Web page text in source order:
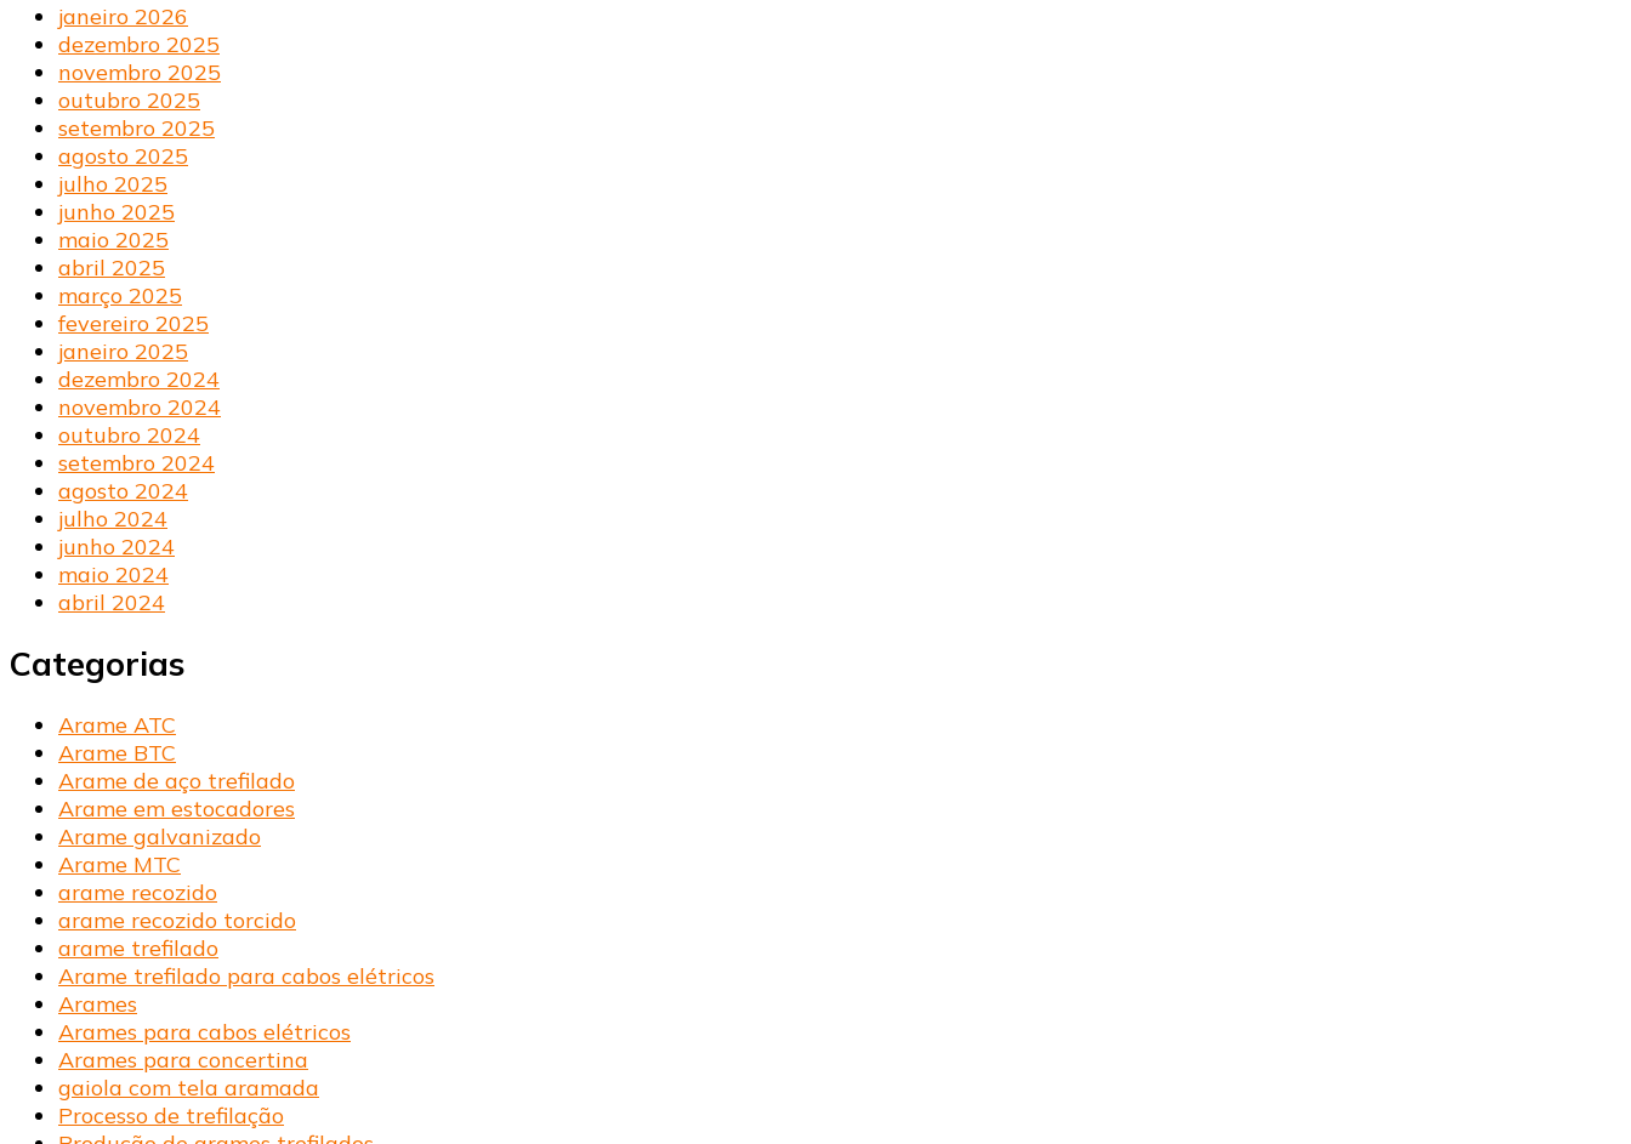
janeiro 2026
dezembro 2025
novembro 2025
outubro 2025
setembro 2025
agosto 2025
julho 2025
junho 2025
maio 2025
abril 2025
março 2025
fevereiro 2025
janeiro 2025
dezembro 2024
novembro 2024
outubro 2024
setembro 2024
agosto 2024
julho 2024
junho 2024
maio 2024
abril 2024
Categorias
Arame ATC
Arame BTC
Arame de aço trefilado
Arame em estocadores
Arame galvanizado
Arame MTC
arame recozido
arame recozido torcido
arame trefilado
Arame trefilado para cabos elétricos
Arames
Arames para cabos elétricos
Arames para concertina
gaiola com tela aramada
Processo de trefilação